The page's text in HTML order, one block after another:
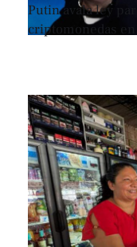
Putin avala ley
criptomonedas en